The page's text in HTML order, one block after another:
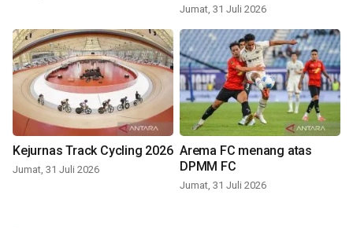
Jumat, 31 Juli 2026
Kejurnas Track Cycling 2026
Jumat, 31 Juli 2026
Arema FC menang atas
DPMM FC
Jumat, 31 Juli 2026